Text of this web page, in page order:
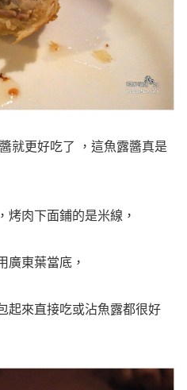
就更好吃了 ，這魚露醬真是
烤肉下面鋪的是米線，
廣東葉當底，
起來直接吃或沾魚露都很好